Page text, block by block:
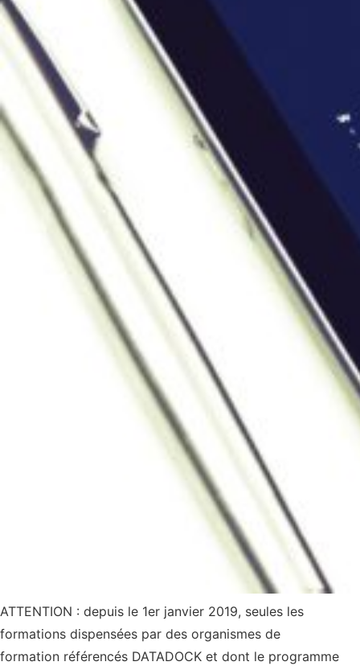
ATTENTION : depuis le 1er janvier 2019, seules les
formations dispensées par des organismes de
formation référencés DATADOCK et dont le programme